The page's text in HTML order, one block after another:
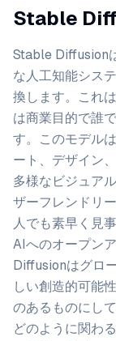
Stable
Stable Diffusion
な人工知能シス
換します。これ
は商業目的で誰
す。このモデル
ート、デザイン
多様なビジュア
ザーフレンドリ
人でも素早く見
AIへのオープン
Diffusionはグロ
しい創造的可能
のあるものにし
どのように関わ